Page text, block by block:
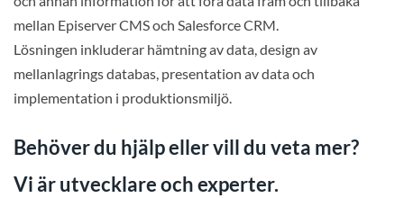
mellan Episerver CMS och Salesforce CRM.
Lösningen inkluderar hämtning av data, design av
mellanlagrings databas, presentation av data och
implementation i produktionsmiljö.
Behöver du hjälp eller vill du veta mer?
Vi är utvecklare och experter.